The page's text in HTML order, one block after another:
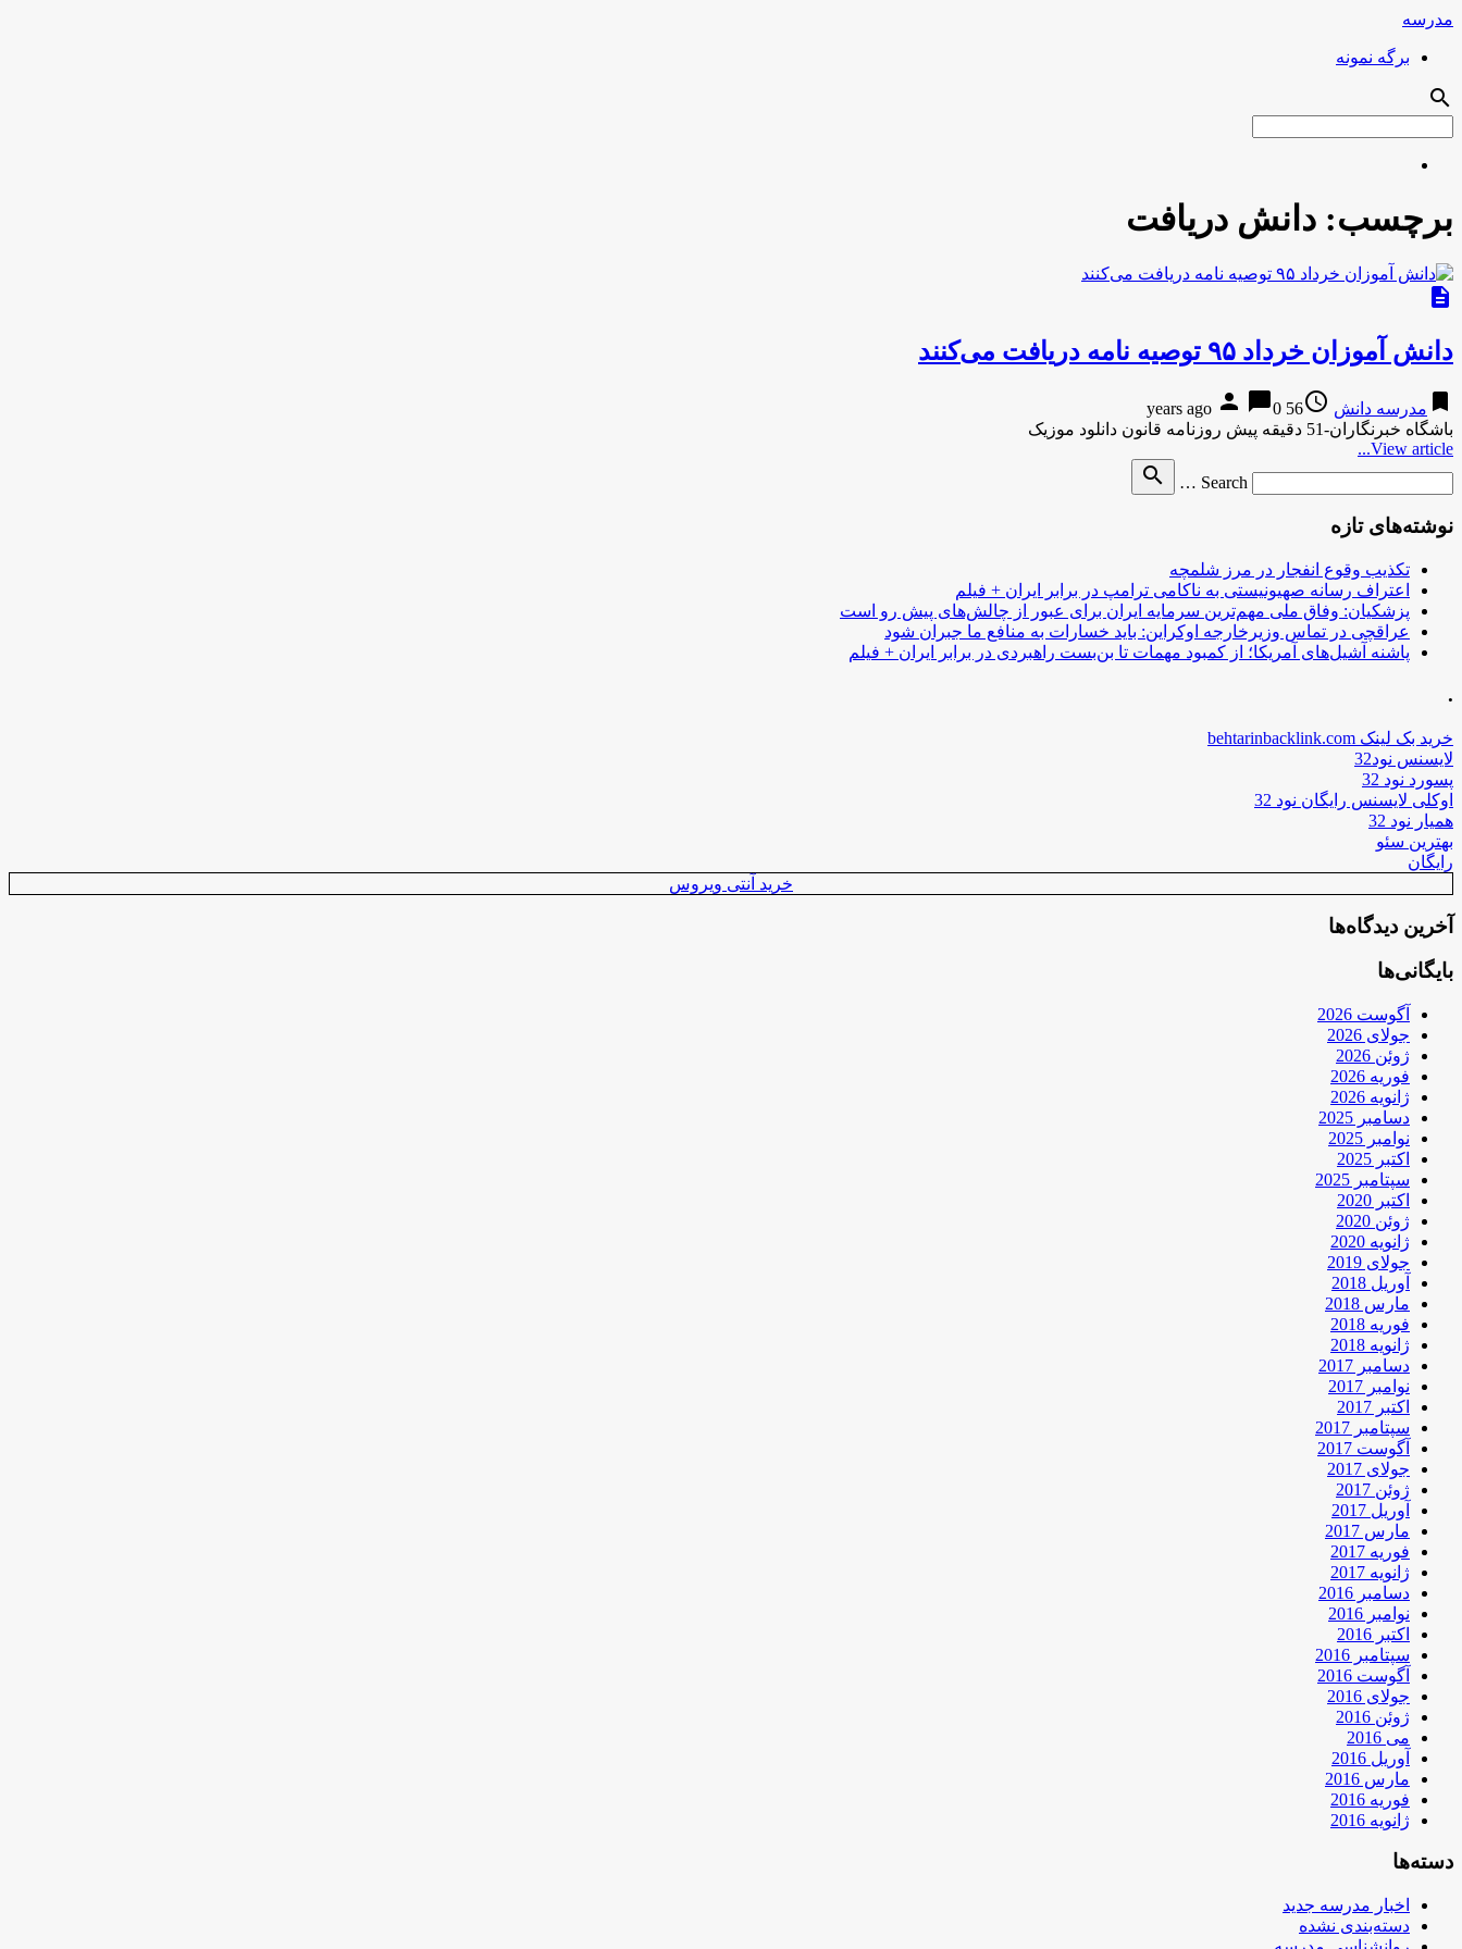
مدرسه
برگه نمونه
search
برچسب: دانش دریافت
description
دانش آموزان خرداد ۹۵ توصیه نامه دریافت می‌کنند
bookmark مدرسه دانش access_time
56 years ago
person chat_bubble0
باشگاه خبرنگاران-51 دقیقه پیش روزنامه قانون دانلود موزیک
View article...
Search …
search
نوشته‌های تازه
تکذیب وقوع انفجار در مرز شلمچه
اعتراف رسانه صهیونیستی به ناکامی ترامپ در برابر ایران + فیلم
پزشکیان: وفاق ملی مهم‌ترین سرمایه ایران برای عبور از چالش‌های پیش رو است
عراقچی در تماس وزیرخارجه اوکراین: باید خسارات به منافع ما جبران شود
پاشنه آشیل‌های آمریکا؛ از کمبود مهمات تا بن‌بست راهبردی در برابر ایران + فیلم
.
خرید بک لینک behtarinbacklink.com
لایسنس نود32
پسورد نود 32
اوکلی لایسنس رایگان نود 32
همیار نود 32
بهترین سئو
رایگان
خرید آنتی ویروس
آخرین دیدگاه‌ها
بایگانی‌ها
آگوست 2026
جولای 2026
ژوئن 2026
فوریه 2026
ژانویه 2026
دسامبر 2025
نوامبر 2025
اکتبر 2025
سپتامبر 2025
اکتبر 2020
ژوئن 2020
ژانویه 2020
جولای 2019
آوریل 2018
مارس 2018
فوریه 2018
ژانویه 2018
دسامبر 2017
نوامبر 2017
اکتبر 2017
سپتامبر 2017
آگوست 2017
جولای 2017
ژوئن 2017
آوریل 2017
مارس 2017
فوریه 2017
ژانویه 2017
دسامبر 2016
نوامبر 2016
اکتبر 2016
سپتامبر 2016
آگوست 2016
جولای 2016
ژوئن 2016
می 2016
آوریل 2016
مارس 2016
فوریه 2016
ژانویه 2016
دسته‌ها
اخبار مدرسه جدید
دسته‌بندی نشده